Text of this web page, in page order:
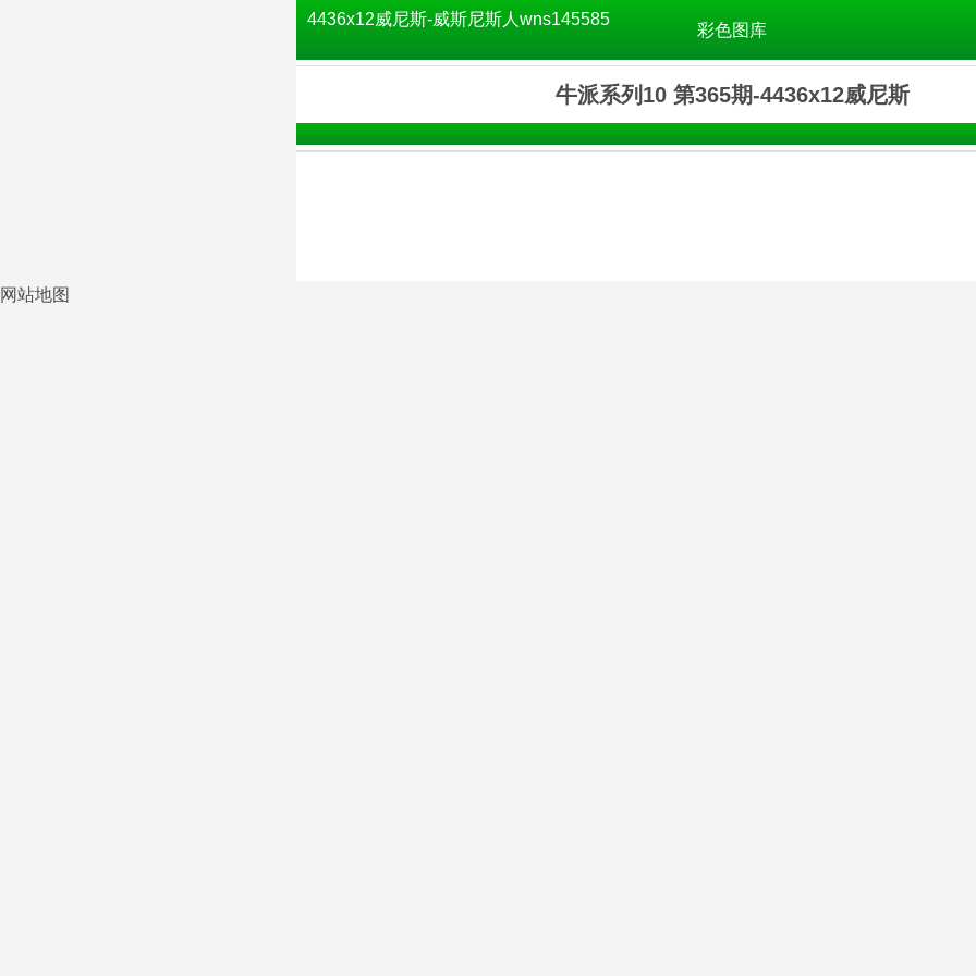
4436x12威尼斯-威斯尼斯人wns145585
彩色图库
牛派系列10 第365期-4436x12威尼斯
网站地图